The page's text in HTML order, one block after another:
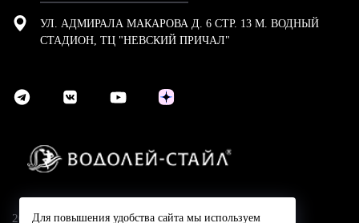
УЛ. АДМИРАЛА МАКАРОВА Д. 6 СТР. 13 М. ВОДНЫЙ
СТАДИОН, ТЦ "НЕВСКИЙ ПРИЧАЛ"
2024 © Компания Водолей-Cтайл
Для повышения удобства сайта мы используем